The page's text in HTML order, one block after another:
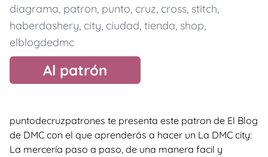
diagrama, patron, punto, cruz, cross, stitch,
haberdashery, city, ciudad, tienda, shop,
elblogdedmc
Al patrón
puntodecruzpatrones te presenta este patron de El Blog
de DMC con el que aprenderás a hacer un La DMC city:
La mercería paso a paso, de una manera facil y